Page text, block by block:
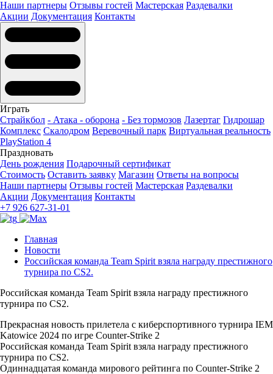
Наши партнеры Отзывы гостей Мастерская Раздевалки
Акции Документация Контакты
Играть
Страйкбол - Атака - оборона - Без тормозов Лазертаг Гидрошар
Комплекс Скалодром Веревочный парк Виртуальная реальность
PlayStation 4
Праздновать
День рождения Подарочный сертификат
Стоимость Оставить заявку Магазин Ответы на вопросы
Наши партнеры Отзывы гостей Мастерская Раздевалки
Акции Документация Контакты
+7 926 627-31-01
Главная
Новости
Российская команда Team Spirit взяла награду престижного
турнира по CS2.
Российская команда Team Spirit взяла награду престижного
турнира по CS2.
Прекрасная новость прилетела с киберспортивного турнира IEM
Katowice 2024 по игре Counter-Strike 2
Российская команда Team Spirit взяла награду престижного
турнира по CS2.
Одиннадцатая команда мирового рейтинга по Counter-Strike 2